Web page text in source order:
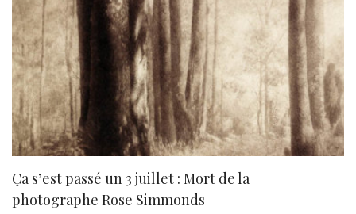
Ça s’est passé un 3 juillet : Mort de la
photographe Rose Simmonds